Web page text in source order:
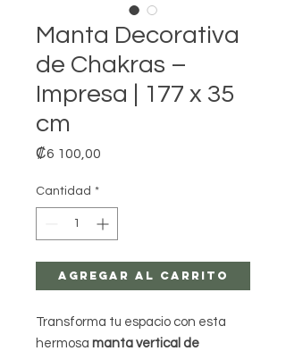
Manta Decorativa
de Chakras –
Impresa | 177 x 35
cm
₡6 100,00
Cantidad *
Agregar al carrito
Transforma tu espacio con esta
hermosa manta vertical de